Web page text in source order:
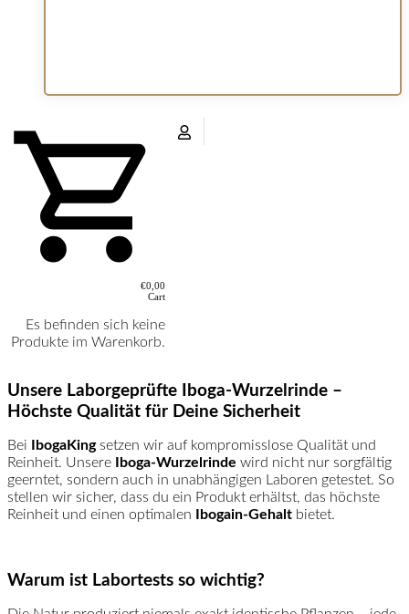
€0,00
Cart
Es befinden sich keine
Produkte im Warenkorb.
Unsere Laborgeprüfte Iboga-Wurzelrinde –
Höchste Qualität für Deine Sicherheit
Bei IbogaKingsetzen wir auf kompromisslose Qualität und
Reinheit. Unsere Iboga-Wurzelrinde wird nicht nur sorgfältig
geerntet, sondern auch in unabhängigen Laboren getestet. So
stellen wir sicher, dass du ein Produkt erhältst, das höchste
Reinheit und einen optimalen Ibogain-Gehalt bietet.
Warum ist Labortests so wichtig?